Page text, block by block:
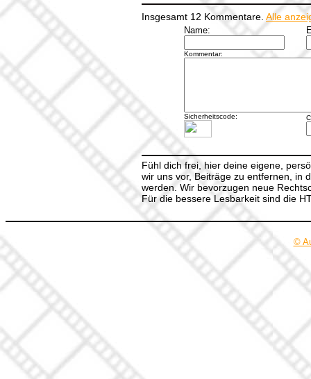
Insgesamt 12 Kommentare. Alle
Name:
Kommentar:
Sicherheitscode:
Fühl dich frei, hier deine eigene,
wir uns vor, Beiträge zu entfernen, in
werden. Wir bevorzugen neue
Für die bessere Lesbarkeit sind die
©